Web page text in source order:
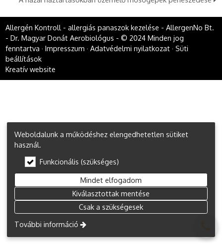
Allergén Kontroll - allergiás panaszok kezelése - AllergenNo Bt.
- Dr. Magyar Donát Aerobiológus - © 2024 Minden jog
fenntartva
Impresszum Adatvédelmi nyilatkozat
Süti
beállítások
Kreatív website
Weboldalunk a működéshez elengedhetetlen sütiket
használ.
Funkcionális (szükséges)
Mindet elfogadom
Kiválasztottak mentése
Csak a szükségesek
További információ